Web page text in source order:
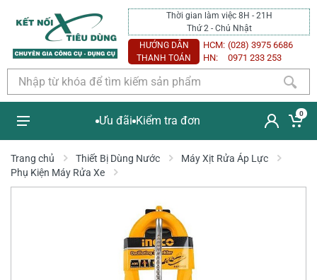
Thời gian làm việc 8H - 21H
Thứ 2 - Chủ Nhật
HƯỚNG DẪN
THANH TOÁN
HCM: (028) 3975 6686
HN:
0971 233 253
Ưu đãi Kiểm tra đơn
0
Trang chủ Thiết Bị Dùng Nước
Máy Xịt Rửa Áp Lực
Phụ Kiện Máy Rửa Xe